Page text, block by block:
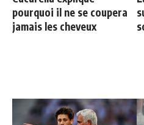
pourquoi il ne se coupera
jamais les cheveux